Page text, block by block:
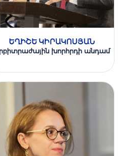
ԵՂԻՇԵ ԿԻՐԱԿՈՍՅԱՆ
խորհրդի անդամ